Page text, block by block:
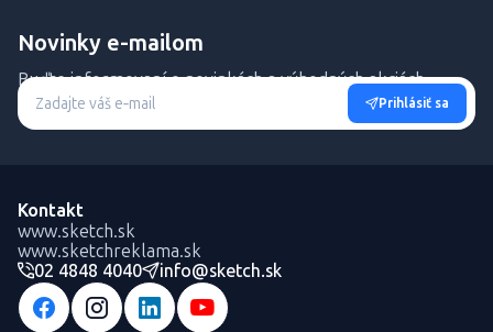
Novinky e-mailom
Buďte informovaní o novinkách a výhodných akciách.
Prihlásiť sa
Kontakt
www.sketch.sk
www.sketchreklama.sk
02 4848 4040
info@sketch.sk